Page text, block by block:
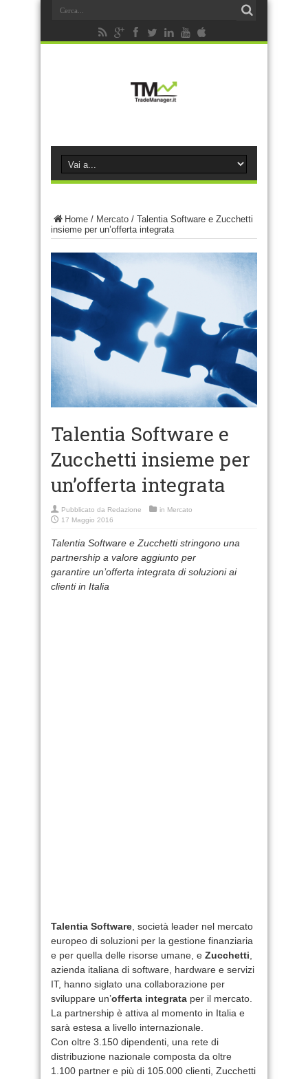
Home / Mercato / Talentia Software e Zucchetti
insieme per un’offerta integrata
Talentia Software e
Zucchetti insieme per
un’offerta integrata
Pubblicato da Redazione in Mercato
17 Maggio 2016
Talentia Software e Zucchetti stringono una
partnership a valore aggiunto per
garantire un’offerta integrata di soluzioni ai
clienti in Italia
Talentia Software , società leader nel mercato
europeo di soluzioni per la gestione finanziaria
e per quella delle risorse umane, e Zucchetti
azienda italiana di software, hardware e servizi
IT, hanno siglato una collaborazione per
sviluppare un’offerta integrata per il mercato.
La partnership è attiva al momento in Italia e
sarà estesa a livello internazionale.
Con oltre 3.150 dipendenti, una rete di
distribuzione nazionale composta da oltre
1.100 partner e più di 105.000 clienti, Zucchetti